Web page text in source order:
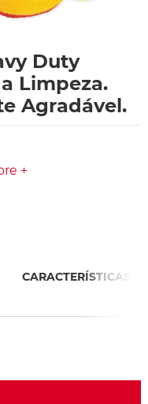
Duty
Limpeza.
Agradável.
+
CARACTERÍSTICAS